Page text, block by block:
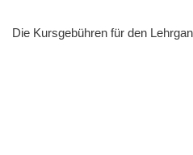
Die Kursgebühren für den